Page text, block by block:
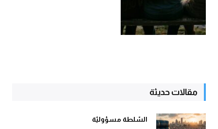
مقالات حديثة
السّلطة مسؤوليّة